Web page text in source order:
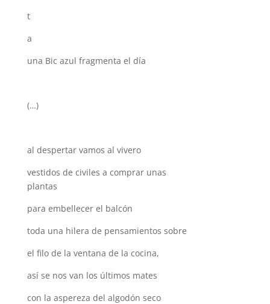
t
a
una Bic azul fragmenta el día
(…)
al despertar vamos al vivero
vestidos de civiles a comprar unas
plantas
para embellecer el balcón
toda una hilera de pensamientos sobre
el filo de la ventana de la cocina,
así se nos van los últimos mates
con la aspereza del algodón seco